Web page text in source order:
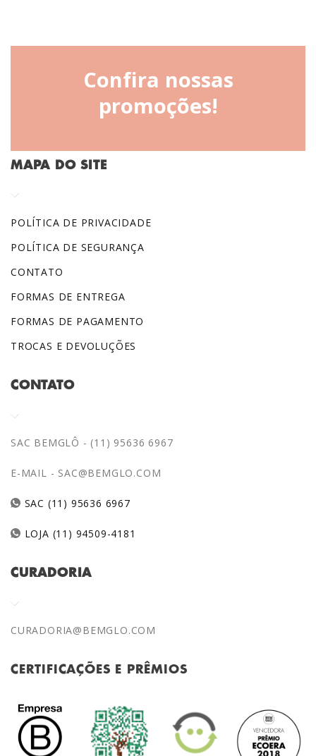
Confira nossas
promoções!
MAPA DO SITE
POLÍTICA DE PRIVACIDADE
POLÍTICA DE SEGURANÇA
CONTATO
FORMAS DE ENTREGA
FORMAS DE PAGAMENTO
TROCAS E DEVOLUÇÕES
CONTATO
SAC BEMGLÔ - (11) 95636 6967
E-MAIL - SAC@BEMGLO.COM
SAC (11) 95636 6967
LOJA (11) 94509-4181
CURADORIA
CURADORIA@BEMGLO.COM
CERTIFICAÇÕES E PRÊMIOS